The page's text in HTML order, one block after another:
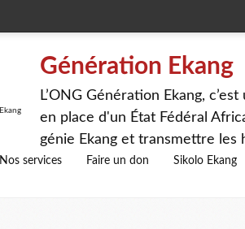
Génération Ekang
L’ONG Génération Ekang,
en place d'un État Fédéral
génie Ekang et transmettre les
avenirs.
Nos services Faire un don Sikolo Ekang